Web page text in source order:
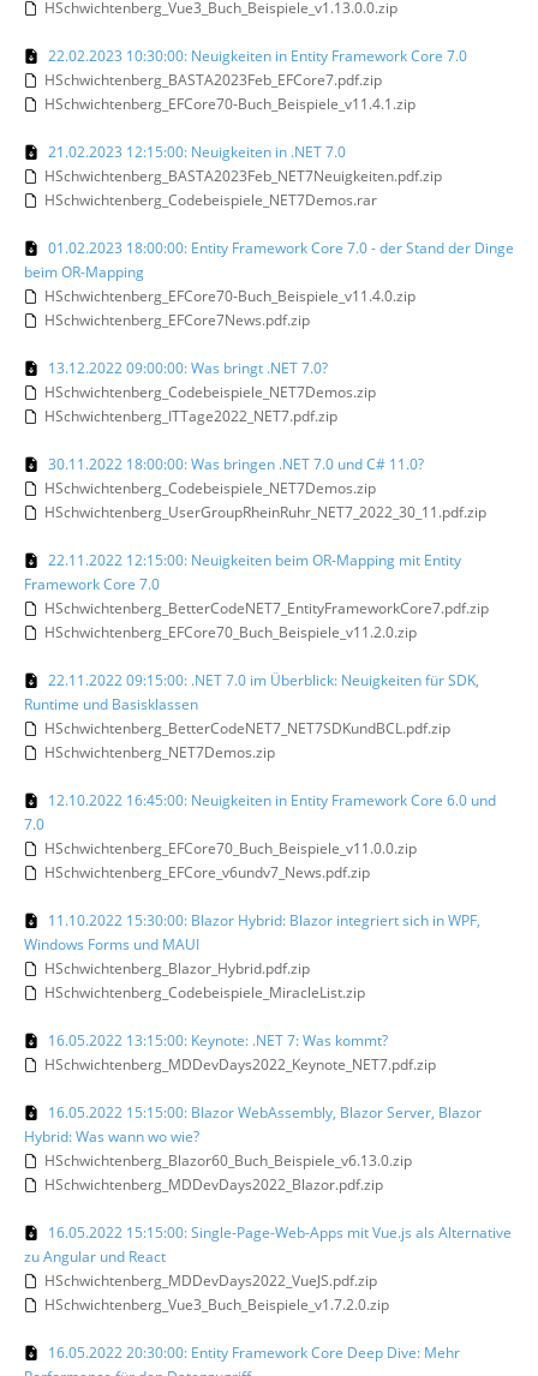
HSchwichtenberg_Vue3_Buch_Beispiele_v1.13.0.0.zip
22.02.2023 10:30:00: Neuigkeiten in Entity Framework Core 7.0
HSchwichtenberg_BASTA2023Feb_EFCore7.pdf.zip
HSchwichtenberg_EFCore70-Buch_Beispiele_v11.4.1.zip
21.02.2023 12:15:00: Neuigkeiten in .NET 7.0
HSchwichtenberg_BASTA2023Feb_NET7Neuigkeiten.pdf.zip
HSchwichtenberg_Codebeispiele_NET7Demos.rar
01.02.2023 18:00:00: Entity Framework Core 7.0 - der Stand der Dinge
beim OR-Mapping
HSchwichtenberg_EFCore70-Buch_Beispiele_v11.4.0.zip
HSchwichtenberg_EFCore7News.pdf.zip
13.12.2022 09:00:00: Was bringt .NET 7.0?
HSchwichtenberg_Codebeispiele_NET7Demos.zip
HSchwichtenberg_ITTage2022_NET7.pdf.zip
30.11.2022 18:00:00: Was bringen .NET 7.0 und C# 11.0?
HSchwichtenberg_Codebeispiele_NET7Demos.zip
HSchwichtenberg_UserGroupRheinRuhr_NET7_2022_30_11.pdf.zip
22.11.2022 12:15:00: Neuigkeiten beim OR-Mapping mit Entity
Framework Core 7.0
HSchwichtenberg_BetterCodeNET7_EntityFrameworkCore7.pdf.zip
HSchwichtenberg_EFCore70_Buch_Beispiele_v11.2.0.zip
22.11.2022 09:15:00: .NET 7.0 im Überblick: Neuigkeiten für SDK,
Runtime und Basisklassen
HSchwichtenberg_BetterCodeNET7_NET7SDKundBCL.pdf.zip
HSchwichtenberg_NET7Demos.zip
12.10.2022 16:45:00: Neuigkeiten in Entity Framework Core 6.0 und
7.0
HSchwichtenberg_EFCore70_Buch_Beispiele_v11.0.0.zip
HSchwichtenberg_EFCore_v6undv7_News.pdf.zip
11.10.2022 15:30:00: Blazor Hybrid: Blazor integriert sich in WPF,
Windows Forms und MAUI
HSchwichtenberg_Blazor_Hybrid.pdf.zip
HSchwichtenberg_Codebeispiele_MiracleList.zip
16.05.2022 13:15:00: Keynote: .NET 7: Was kommt?
HSchwichtenberg_MDDevDays2022_Keynote_NET7.pdf.zip
16.05.2022 15:15:00: Blazor WebAssembly, Blazor Server, Blazor
Hybrid: Was wann wo wie?
HSchwichtenberg_Blazor60_Buch_Beispiele_v6.13.0.zip
HSchwichtenberg_MDDevDays2022_Blazor.pdf.zip
16.05.2022 15:15:00: Single-Page-Web-Apps mit Vue.js als Alternative
zu Angular und React
HSchwichtenberg_MDDevDays2022_VueJS.pdf.zip
HSchwichtenberg_Vue3_Buch_Beispiele_v1.7.2.0.zip
16.05.2022 20:30:00: Entity Framework Core Deep Dive: Mehr